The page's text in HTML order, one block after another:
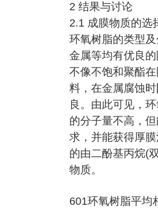
2 结果与讨论
2.1 成膜物质的选
环氧树脂的类型
金属等均有优良
不像不饱和聚酯
料，在金属腐蚀
良。由此可见，
的分子量不高，
求，并能获得厚
的由二酚基丙烷(
物质。
601环氧树脂平均